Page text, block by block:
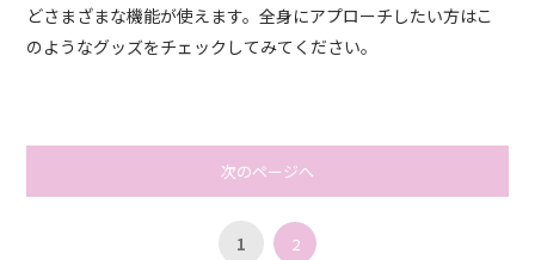
どさまざまな機能が使えます。全身にアプローチしたい方はこ
のようなグッズをチェックしてみてください。
次のページへ
1 2